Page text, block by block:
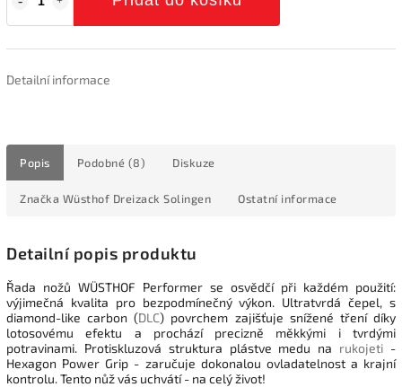
Detailní informace
Popis Podobné (8) Diskuze
Značka Wüsthof Dreizack Solingen Ostatní informace
Detailní popis produktu
Řada nožů WÜSTHOF Performer se osvědčí při každém použití:
výjimečná kvalita pro bezpodmínečný výkon. Ultratvrdá čepel, s
diamond-like carbon (DLC) povrchem zajišťuje snížené tření díky
lotosovému efektu a prochází precizně měkkými i tvrdými
potravinami. Protiskluzová struktura plástve medu na rukojeti -
Hexagon Power Grip - zaručuje dokonalou ovladatelnost a krajní
kontrolu. Tento nůž vás uchvátí - na celý život!